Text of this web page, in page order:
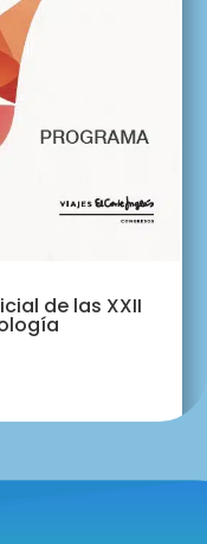
de las XXII